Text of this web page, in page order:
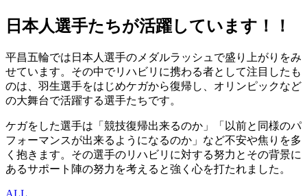
日本人選手たちが活躍しています！！
平昌五輪では日本人選手のメダルラッシュで盛り上がりをみ
せています。その中でリハビリに携わる者として注目したも
のは、羽生選手をはじめケガから復帰し、オリンピックなど
の大舞台で活躍する選手たちです。
ケガをした選手は「競技復帰出来るのか」「以前と同様のパ
フォーマンスが出来るようになるのか」など不安や焦りを多
く抱きます。その選手のリハビリに対する努力とその背景に
あるサポート陣の努力を考えると強く心を打たれました。
ALL